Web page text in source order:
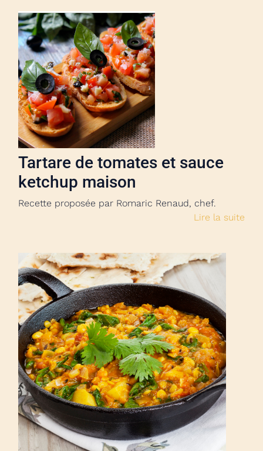
Tartare de tomates et sauce
ketchup maison
Recette proposée par Romaric Renaud, chef.
Lire la suite